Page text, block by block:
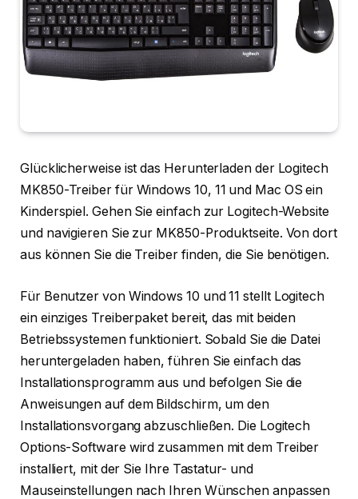
Glücklicherweise ist das Herunterladen der Logitech
MK850-Treiber für Windows 10, 11 und Mac OS ein
Kinderspiel. Gehen Sie einfach zur Logitech-Website
und navigieren Sie zur MK850-Produktseite. Von dort
aus können Sie die Treiber finden, die Sie benötigen.
Für Benutzer von Windows 10 und 11 stellt Logitech
ein einziges Treiberpaket bereit, das mit beiden
Betriebssystemen funktioniert. Sobald Sie die Datei
heruntergeladen haben, führen Sie einfach das
Installationsprogramm aus und befolgen Sie die
Anweisungen auf dem Bildschirm, um den
Installationsvorgang abzuschließen. Die Logitech
Options-Software wird zusammen mit dem Treiber
installiert, mit der Sie Ihre Tastatur- und
Mauseinstellungen nach Ihren Wünschen anpassen